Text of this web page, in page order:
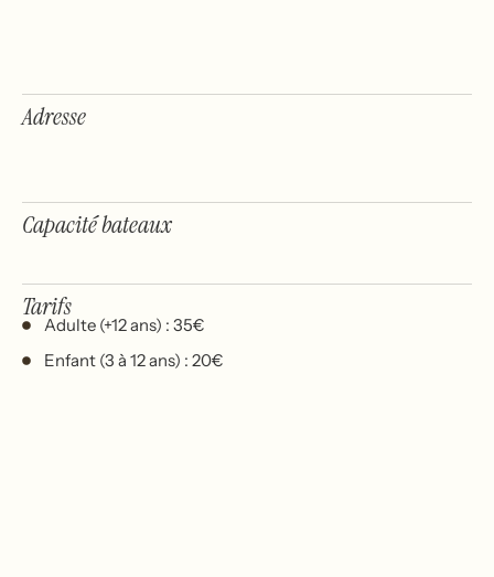
Adresse
Capacité bateaux
Tarifs
Adulte (+12 ans) : 35€
Enfant (3 à 12 ans) : 20€